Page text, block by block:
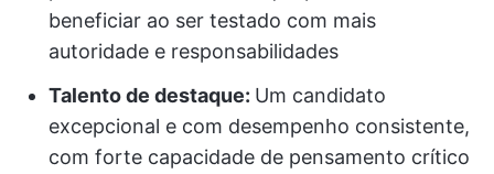
beneficiar ao ser testado com mais
autoridade e responsabilidades
Talento de destaque: Um candidato
excepcional e com desempenho consistente,
com forte capacidade de pensamento crítico